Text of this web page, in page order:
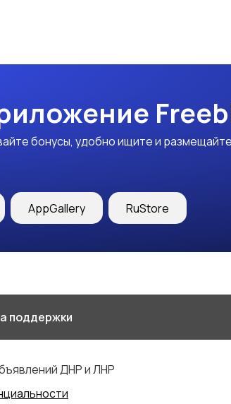
бонусы, удобно ищите и
AppGallery RuStore
поддержки
ДНР и ЛНР